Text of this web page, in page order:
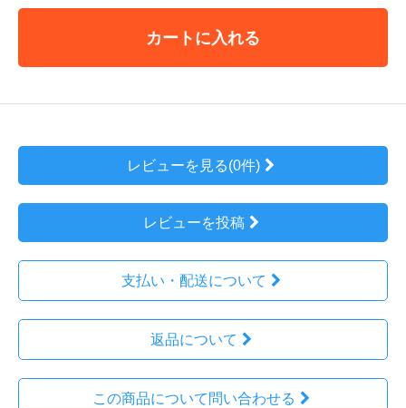
カートに入れる
レビューを見る(0件)
レビューを投稿
支払い・配送について
返品について
この商品について問い合わせる